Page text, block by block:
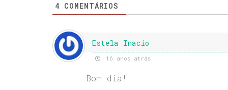
4 COMENTÁRIOS
Estela Inacio
16 anos atrás
Bom dia!